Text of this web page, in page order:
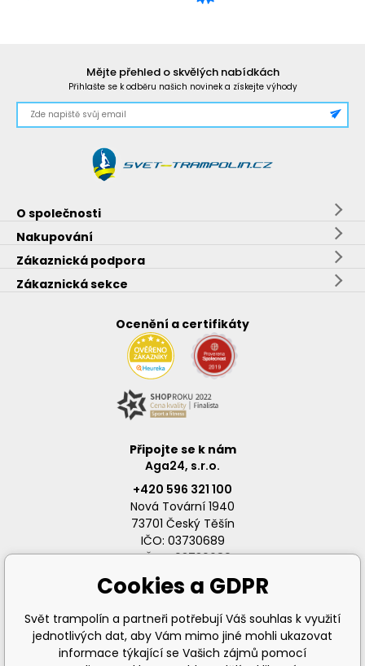
Mějte přehled o skvělých nabídkách
Přihlašte se k odběru našich novinek a získejte výhody
O společnosti
Nakupování
Zákaznická podpora
Zákaznická sekce
Ocenění a certifikáty
Připojte se k nám
Aga24, s.r.o.
+420 596 321 100
Nová Tovární 1940
73701 Český Těšín
IČO: 03730689
DIČ: CZ03730689
info@svet-trampolin.cz
Cookies a GDPR
Svět trampolín a partneři potřebují Váš souhlas k využití
jednotlivých dat, aby Vám mimo jiné mohli ukazovat
informace týkající se Vašich zájmů pomocí